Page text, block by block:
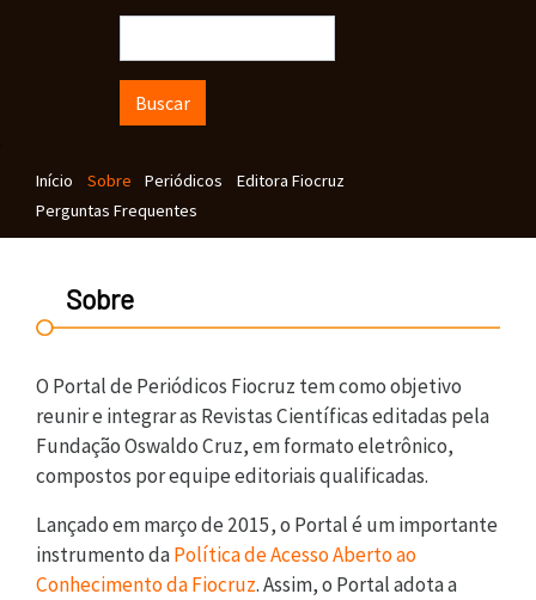
Navegação principal
Início Sobre Periódicos
Editora Fiocruz
Perguntas Frequentes
Sobre
O Portal de Periódicos Fiocruz tem como objetivo
reunir e integrar as Revistas Científicas editadas pela
Fundação Oswaldo Cruz, em formato eletrônico,
compostos por equipe editoriais qualificadas.
Lançado em março de 2015, o Portal é um importante
instrumento daPolítica de Acesso Aberto ao
Conhecimento da Fiocruz. Assim, o Portal adota a